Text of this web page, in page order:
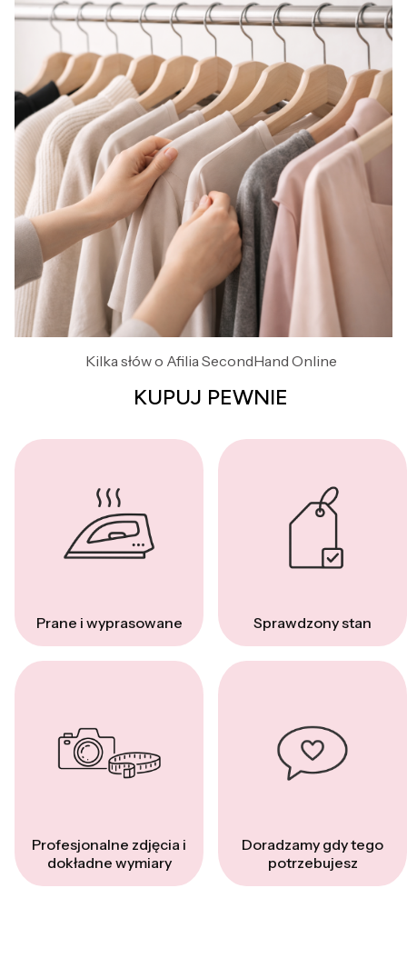
Kilka słów o Afilia SecondHand Online
KUPUJ PEWNIE
Prane i wyprasowane Sprawdzony stan
Profesjonalne zdjęcia i
dokładne wymiary
Doradzamy gdy tego
potrzebujesz